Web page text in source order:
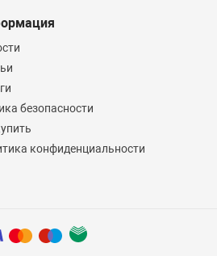
безопасности
конфиденциальности